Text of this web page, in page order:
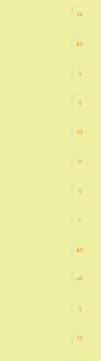
12
45
5
5
35
0
5
2
40
16
5
13